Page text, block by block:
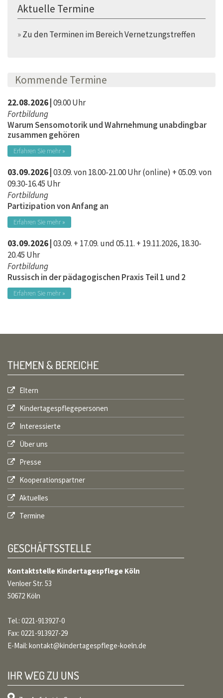
Aktuelle Termine
»Zu den Terminen im Bereich Vernetzungstreffen
Kommende Termine
22.08.2026 | 09.00 Uhr
Fortbildung
Warum Sensomotorik und Wahrnehmung unabdingbar
zusammen gehören
Erfahren Sie mehr »
03.09.2026 | 03.09. von 18.00-21.00 Uhr (online) + 05.09. von
09.30-16.45 Uhr
Fortbildung
Partizipation von Anfang an
Erfahren Sie mehr »
03.09.2026 | 03.09. + 17.09. und 05.11. + 19.11.2026, 18.30-
20.45 Uhr
Fortbildung
Russisch in der pädagogischen Praxis Teil 1 und 2
Erfahren Sie mehr »
THEMEN & BEREICHE
Eltern
Kindertagespflegepersonen
Interessierte
Über uns
Presse
Kooperationspartner
Aktuelles
Termine
GESCHÄFTSSTELLE
Kontaktstelle Kindertagespflege Köln
Venloer Str. 53
50672 Köln
Tel.: 0221-913927-0
Fax: 0221-913927-29
E-Mail: kontakt@kindertagespflege-koeln.de
IHR WEG ZU UNS